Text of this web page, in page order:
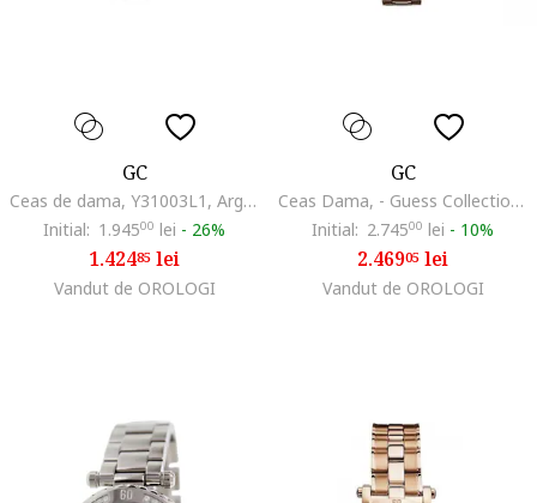
GC
Ceas de dama, Y31003L1, Argintiu
Initial: 1.94500 lei - 26%
1.42485 lei
Vandut de OROLOGI
GC
Ceas Dama, - Guess Collection, Mini Chic 679090499, Aur roz
Initial: 2.74500 lei - 10%
2.46905 lei
Vandut de OROLOGI